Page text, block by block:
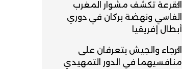
القرعة تكشف مشوار المغرب
الفاسي ونهضة بركان في دوري
أبطال إفريقيا
الرجاء والجيش يتعرفان على
منافسيهما في الدور التمهيدي